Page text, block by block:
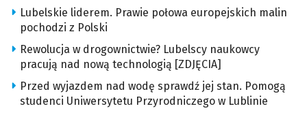
Lubelskie liderem. Prawie połowa europejskich malin
pochodzi z Polski
Rewolucja w drogownictwie? Lubelscy naukowcy
pracują nad nową technologią [ZDJĘCIA]
Przed wyjazdem nad wodę sprawdź jej stan. Pomogą
studenci Uniwersytetu Przyrodniczego w Lublinie